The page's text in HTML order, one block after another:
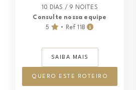
10 DIAS / 9 NOITES
Consulte nossa equipe
5
• Ref 11B
SAIBA MAIS
QUERO ESTE ROTEIRO